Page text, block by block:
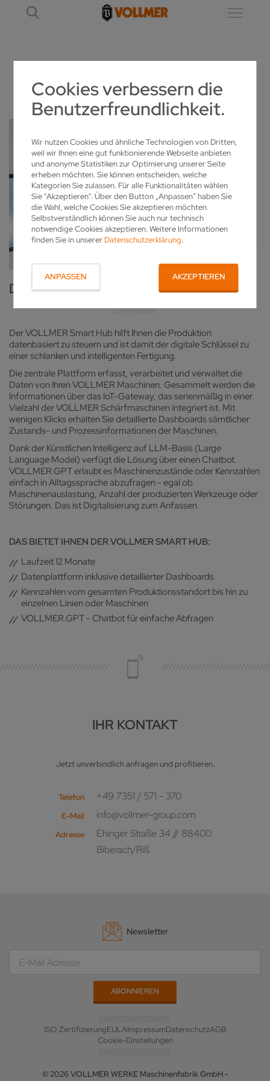
Cookies verbessern die
Benutzerfreundlichkeit.
Wir nutzen Cookies und ähnliche Technologien von Dritten,
weil wir Ihnen eine gut funktionierende Webseite anbieten
und anonyme Statistiken zur Optimierung unserer Seite
erheben möchten. Sie können entscheiden, welche
Kategorien Sie zulassen. Für alle Funktionalitäten wählen
Sie "Akzeptieren". Über den Button „Anpassen“ haben Sie
die Wahl, welche Cookies Sie akzeptieren möchten.
Selbstverständlich können Sie auch nur technisch
notwendige Cookies akzeptieren. Weitere Informationen
finden Sie in unserer Datenschutzerklärung.
ANPASSEN AKZEPTIEREN
VOLLMER SMART HUB
DER VOLLMER SMART HUB
Der VOLLMER Smart Hub hilft Ihnen die Produktion
datenbasiert zu steuern und ist damit der digitale Schlüssel zu
einer schlanken und intelligenten Fertigung.
Die zentrale Plattform erfasst, verarbeitet und verwaltet die
Daten von Ihren VOLLMER Maschinen. Gesammelt werden die
Informationen über das IoT-Gateway, das serienmäßig in einer
Vielzahl der VOLLMER Schärfmaschinen integriert ist. Mit
wenigen Klicks erhalten Sie detaillierte Dashboards sämtlicher
Zustands- und Prozessinformationen der Maschinen.
Dank der Künstlichen Intelligenz auf LLM-Basis (Large
Language Model) verfügt die Lösung über einen Chatbot.
VOLLMER.GPT erlaubt es Maschinenzustände oder Kennzahlen
einfach in Alltagssprache abzufragen - egal ob
Maschinenauslastung, Anzahl der produzierten Werkzeuge oder
Störungen. Das ist Digitalisierung zum Anfassen.
DAS BIETET IHNEN DER VOLLMER SMART HUB:
Laufzeit 12 Monate
Datenplattform inklusive detaillierter Dashboards
Kennzahlen vom gesamten Produktionsstandort bis hin zu
einzelnen Linien oder Maschinen
VOLLMER.GPT - Chatbot für einfache Abfragen
IHR KONTAKT
Jetzt unverbindlich anfragen und profitieren.
Telefon +49 7351 / 571 - 370
E-Mail info@vollmer-group.com
Adresse
Ehinger Straße 34 // 88400
Biberach/Riß
Newsletter
ISO ZertifizierungEULAImpressumDatenschutzAGB
Cookie-Einstellungen
© 2026 VOLLMER WERKE Maschinenfabrik GmbH -